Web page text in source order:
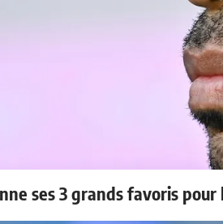
ses 3 grands favoris pour